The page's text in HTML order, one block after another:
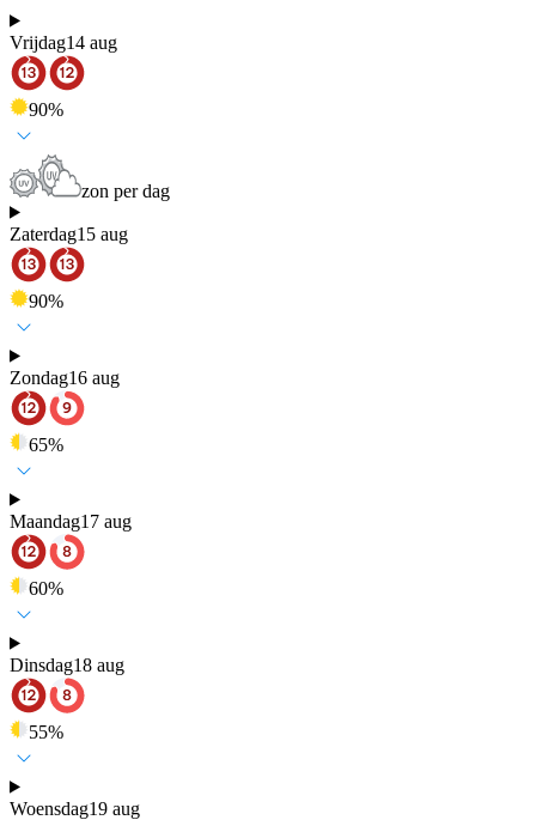
Vrijdag14 aug
90%
zon per dag
Zaterdag15 aug
90%
Zondag16 aug
65%
Maandag17 aug
60%
Dinsdag18 aug
55%
Woensdag19 aug